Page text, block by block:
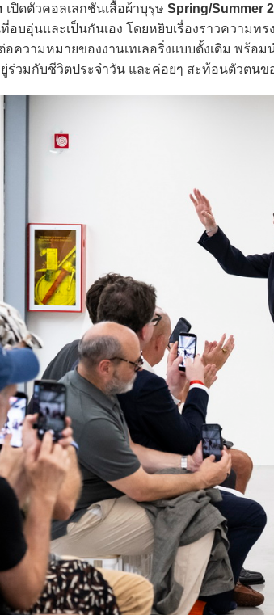
เปิดตัวคอลเลกชันเสื้อผ้าบุรุษ Spring/Summer
อบอุ่นและเป็นกันเอง โดยหยิบเรื่องราวความท
ความหมายของงานเทเลอริ่งแบบดั้งเดิม พร้อ
ยู่ร่วมกับชีวิตประจำวัน และค่อยๆ สะท้อนตัวตนข